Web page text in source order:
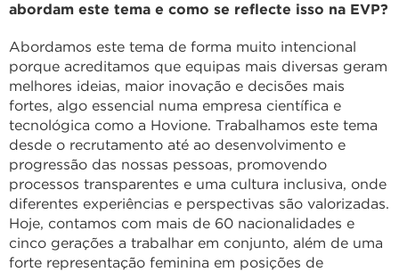
abordam este tema e como se reflecte isso na EVP?
Abordamos este tema de forma muito intencional
porque acreditamos que equipas mais diversas geram
melhores ideias, maior inovação e decisões mais
fortes, algo essencial numa empresa científica e
tecnológica como a Hovione. Trabalhamos este tema
desde o recrutamento até ao desenvolvimento e
progressão das nossas pessoas, promovendo
processos transparentes e uma cultura inclusiva, onde
diferentes experiências e perspectivas são valorizadas.
Hoje, contamos com mais de 60 nacionalidades e
cinco gerações a trabalhar em conjunto, além de uma
forte representação feminina em posições de